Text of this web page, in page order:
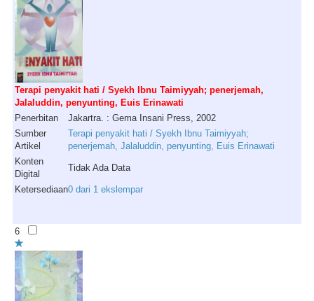
Terapi penyakit hati / Syekh Ibnu Taimiyyah; penerjemah,
Jalaluddin, penyunting, Euis Erinawati
Penerbitan
Jakartra. : Gema Insani Press, 2002
Sumber
Artikel
Terapi penyakit hati / Syekh Ibnu Taimiyyah;
penerjemah, Jalaluddin, penyunting, Euis Erinawati
Konten
Digital
Tidak Ada Data
Ketersediaan0 dari 1 ekslempar
6